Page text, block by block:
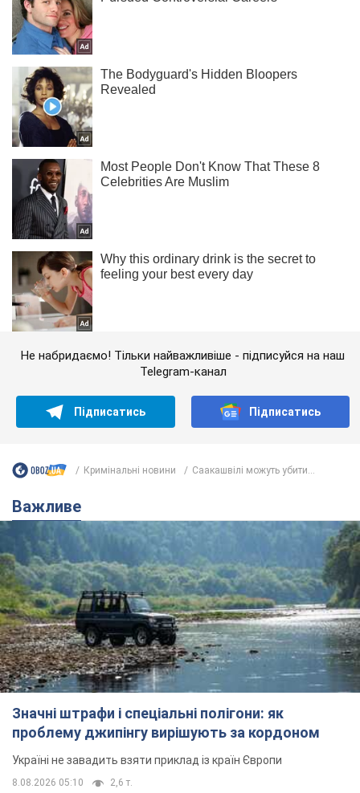
Не набридаємо! Тільки найважливіше - підписуйся на наш
Telegram-канал
Підписатись Підписатись
Кримінальні новини Саакашвілі можуть убити...
Важливе
Значні штрафи і спеціальні полігони: як
проблему джипінгу вирішують за кордоном
Україні не завадить взяти приклад із країн Європи
8.08.2026 05:10 2,6 т.